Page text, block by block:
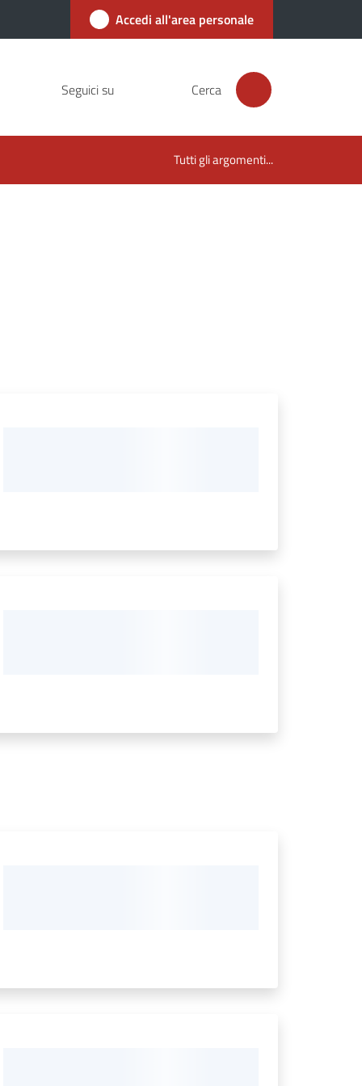
Accedi all'area personale
Seguici su Cerca
Tutti gli argomenti...